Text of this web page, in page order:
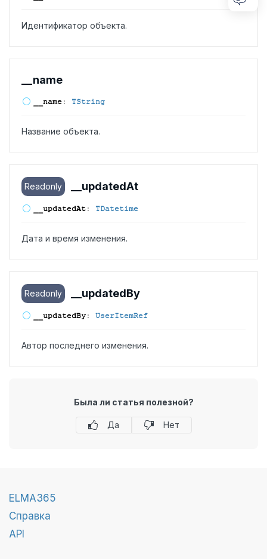
Идентификатор объекта.
__name
__name: TString
Название объекта.
Readonly __updatedAt
__updatedAt: TDatetime
Дата и время изменения.
Readonly __updatedBy
__updatedBy: UserItemRef
Автор последнего изменения.
Была ли статья полезной?
Да Нет
ELMA365
Справка
API